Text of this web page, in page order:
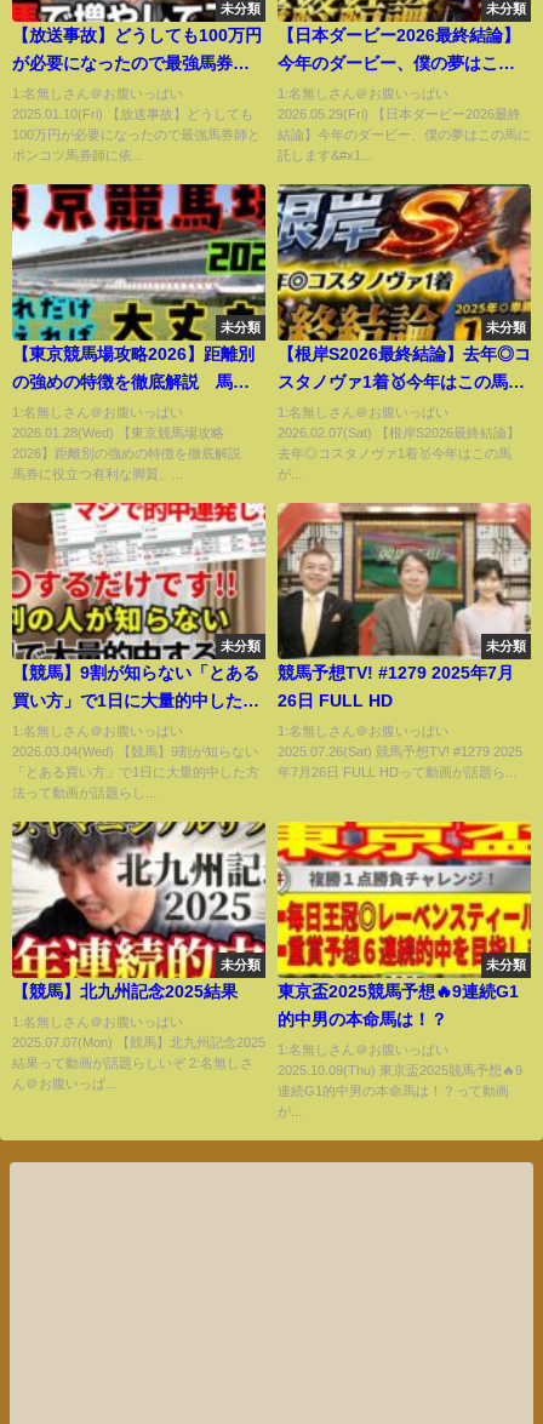
未分類
【放送事故】どうしても100万円
が必要になったので最強馬券師
とポンコツ馬券師に依頼してみ
た
1:名無しさん＠お腹いっぱい
2025.01.10(Fri) 【放送事故】どうしても
100万円が必要になったので最強馬券師と
ポンコツ馬券師に依...
未分類
【日本ダービー2026最終結論】
今年のダービー、僕の夢はこの
馬に託します🫵
1:名無しさん＠お腹いっぱい
2026.05.29(Fri) 【日本ダービー2026最終
結論】今年のダービー、僕の夢はこの馬に
託します&#x1...
未分類
【東京競馬場攻略2026】距離別
の強めの特徴を徹底解説 馬券
に役立つ有利な脚質、枠、騎
手、血統など買い方を攻略
1:名無しさん＠お腹いっぱい
2026.01.28(Wed) 【東京競馬場攻略
2026】距離別の強めの特徴を徹底解説
馬券に役立つ有利な脚質、...
未分類
【根岸S2026最終結論】去年◎コ
スタノヴァ1着🥇今年はこの馬が
突き抜ける🫵
1:名無しさん＠お腹いっぱい
2026.02.07(Sat) 【根岸S2026最終結論】
去年◎コスタノヴァ1着🥇今年はこの馬
が...
未分類
【競馬】9割が知らない「とある
買い方」で1日に大量的中した方
法
1:名無しさん＠お腹いっぱい
2026.03.04(Wed) 【競馬】9割が知らない
「とある買い方」で1日に大量的中した方
法って動画が話題らし...
未分類
競馬予想TV! #1279 2025年7月
26日 FULL HD
1:名無しさん＠お腹いっぱい
2025.07.26(Sat) 競馬予想TV! #1279 2025
年7月26日 FULL HDって動画が話題ら...
未分類
【競馬】北九州記念2025結果
1:名無しさん＠お腹いっぱい
2025.07.07(Mon) 【競馬】北九州記念2025
結果って動画が話題らしいぞ 2:名無しさ
ん＠お腹いっぱ...
未分類
東京盃2025競馬予想🔥9連続G1
的中男の本命馬は！？
1:名無しさん＠お腹いっぱい
2025.10.09(Thu) 東京盃2025競馬予想🔥9
連続G1的中男の本命馬は！？って動画
が...